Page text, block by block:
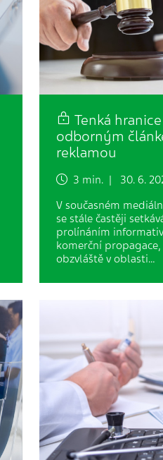
Tenká
odborným
reklamou
3 min. | 30. 6.
V současném
se stále častěji
prolínáním
komerční
obzvláště v oblasti…